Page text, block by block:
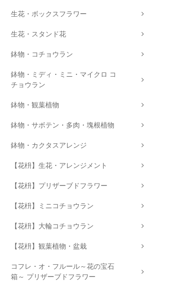
生花・ボックスフラワー
生花・スタンド花
鉢物・コチョウラン
鉢物・ミディ・ミニ・マイクロ コ
チョウラン
鉢物・観葉植物
鉢物・サボテン・多肉・塊根植物
鉢物・カクタスアレンジ
【花枡】生花・アレンジメント
【花枡】プリザーブドフラワー
【花枡】ミニコチョウラン
【花枡】大輪コチョウラン
【花枡】観葉植物・盆栽
コフレ・オ・フルール～花の宝石
箱～ プリザーブドフラワー